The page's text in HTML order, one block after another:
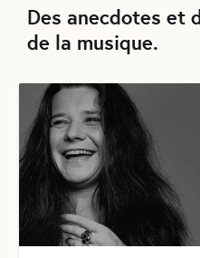
Des anecdotes et
de la musique.